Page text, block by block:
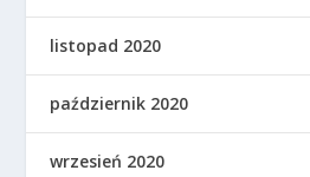
listopad 2020
październik 2020
wrzesień 2020